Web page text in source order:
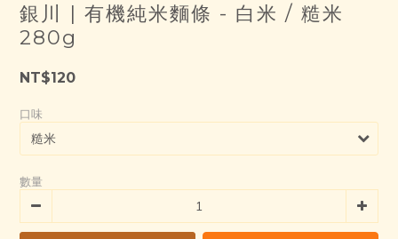
新會員註冊禮｜輸入 WELCOME100，首購消費滿千折百！
銀川 | 有機純米麵條 - 白米 / 糙米
280g
NT$120
口味
數量